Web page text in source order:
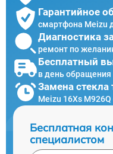
Гарантийное
смартфона Meizu
Диагностика
ремонт по
Бесплатный
в день обращения
Замена
Meizu 16Xs
Бесплатная
специалистом